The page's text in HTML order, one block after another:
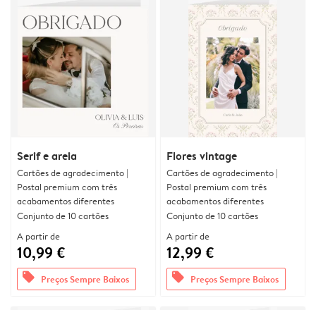
Serif e areia
Cartões de agradecimento |
Postal premium com três
acabamentos diferentes
Conjunto de 10 cartões
A partir de
10,99 €
offers Preços Sempre Baixos
Flores vintage
Cartões de agradecimento |
Postal premium com três
acabamentos diferentes
Conjunto de 10 cartões
A partir de
12,99 €
offers Preços Sempre Baixos